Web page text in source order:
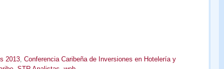
2013, Conferencia Caribeña de Inversiones en Hotelería y